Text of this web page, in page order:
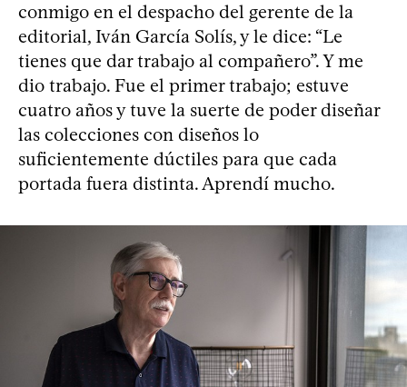
conmigo en el despacho del gerente de la
editorial, Iván García Solís, y le dice: “Le
tienes que dar trabajo al compañero”. Y me
dio trabajo. Fue el primer trabajo; estuve
cuatro años y tuve la suerte de poder diseñar
las colecciones con diseños lo
suficientemente dúctiles para que cada
portada fuera distinta. Aprendí mucho.